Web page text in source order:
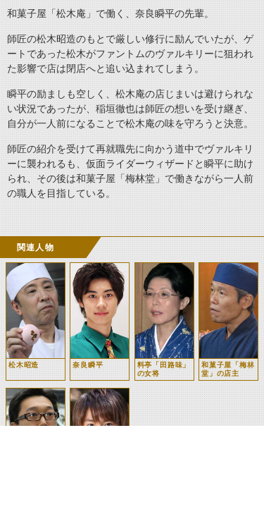
和菓子屋「松木庵」で働く、奈良瞬平の先輩。
師匠の松木昭造のもとで厳しい修行に励んでいたが、ゲ
ートであった松木がファントムのヴァルキリーに狙われ
た影響で店は閉店へと追い込まれてしまう。
瞬平の励ましも空しく、松木庵の店じまいは避けられな
い状況であったが、稲垣徹也は師匠の想いを受け継ぎ、
自分が一人前になることで松木庵の味を守ろうと決意。
師匠の紹介を受けて再就職先に向かう道中でヴァルキリ
ーに襲われるも、仮面ライダーウィザードと瞬平に助け
られ、その後は和菓子屋「梅林堂」で働きながら一人前
の職人を目指している。
関連人物
松木昭造 奈良瞬平
料亭「田路味」
の女将
和菓子屋「梅林
堂」の店主